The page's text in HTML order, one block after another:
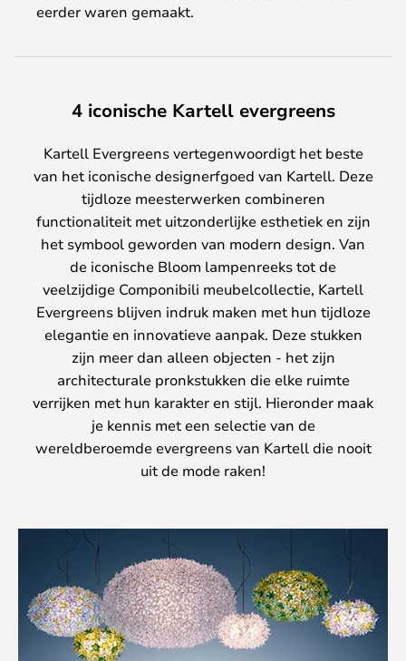
eerder waren gemaakt.
4 iconische Kartell evergreens
Kartell Evergreens vertegenwoordigt het beste
van het iconische designerfgoed van Kartell. Deze
tijdloze meesterwerken combineren
functionaliteit met uitzonderlijke esthetiek en zijn
het symbool geworden van modern design. Van
de iconische Bloom lampenreeks tot de
veelzijdige Componibili meubelcollectie, Kartell
Evergreens blijven indruk maken met hun tijdloze
elegantie en innovatieve aanpak. Deze stukken
zijn meer dan alleen objecten - het zijn
architecturale pronkstukken die elke ruimte
verrijken met hun karakter en stijl. Hieronder maak
je kennis met een selectie van de
wereldberoemde evergreens van Kartell die nooit
uit de mode raken!